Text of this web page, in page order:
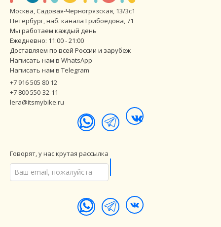
Москва, Садовая-Черногрязская, 13/3с1
Петербург,наб. канала Грибоедова, 71
Мы работаем каждый день
Ежедневно: 11:00 - 21:00
Доставляем по всей России и зарубеж
Написать нам в WhatsApp
Написать нам в Telegram
+7 916 505 80 12
+7 800 550-32-11
lera@itsmybike.ru
Говорят, у нас крутая рассылка